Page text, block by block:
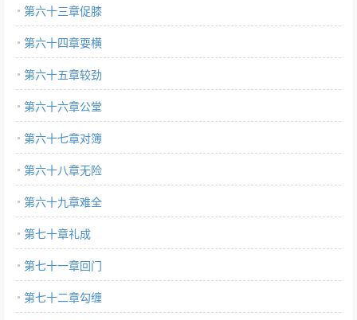
第六十三章促膝
第六十四章耍横
第六十五章较劲
第六十六章公堂
第六十七章对簿
第六十八章无险
第六十九章难全
第七十章礼成
第七十一章回门
第七十二章勾缠